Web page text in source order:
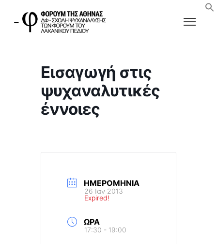
Εισαγωγή στις
ψυχαναλυτικές
έννοιες
ΗΜΕΡΟΜΗΝΊΑ
26 Ιαν 2013
Expired!
ΏΡΑ
17:30 - 19:00